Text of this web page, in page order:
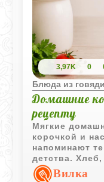
3,97K 0
Блюда из
Домашние
рецепту
Мягкие
корочкой и
напоминают
детства.
фаршВилка